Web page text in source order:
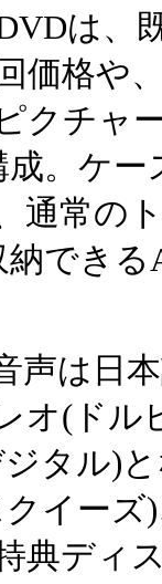
は、
価格や
クチャ
。ケー
通常の
できる
声は日
オ(ドル
タル)
イーズ
典ディ